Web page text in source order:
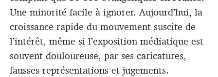
Une minorité facile à ignorer. Aujourd’hui, la
croissance rapide du mouvement suscite de
l’intérêt, même si l’exposition médiatique est
souvent douloureuse, par ses caricatures,
fausses représentations et jugements.